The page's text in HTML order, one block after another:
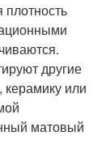
другие
или
матовый